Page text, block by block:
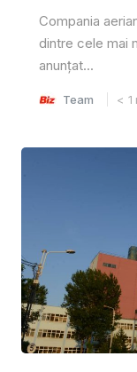
Compania
dintre cele mai
anunțat...
Team < 1